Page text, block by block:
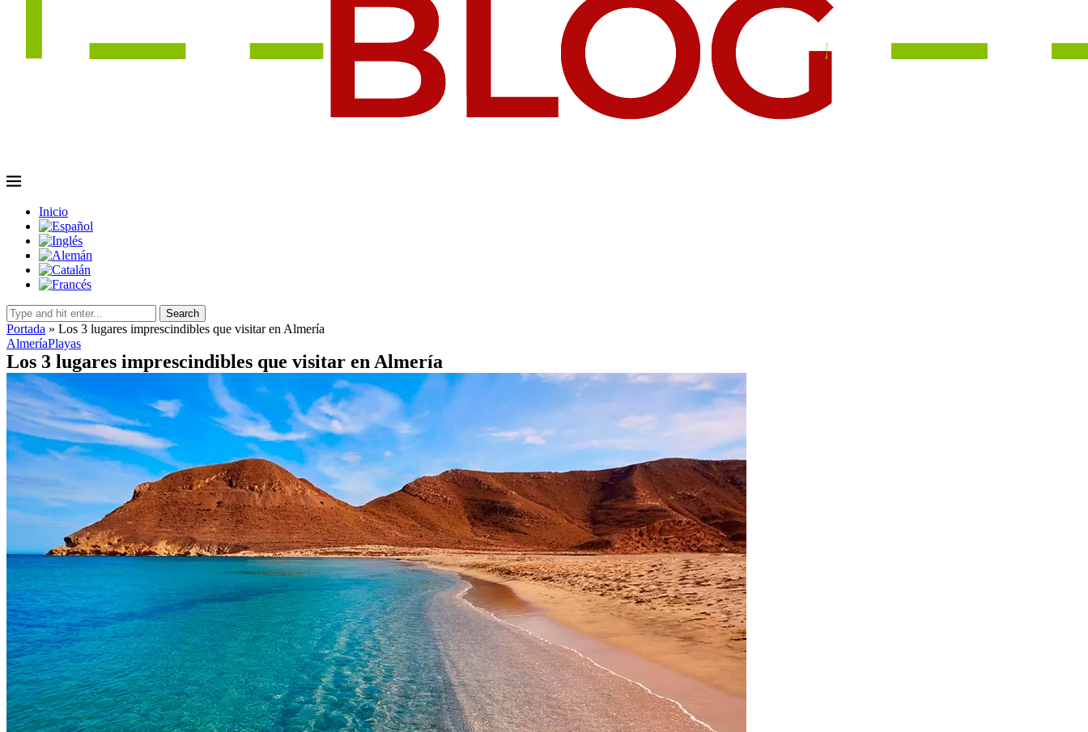
Inicio
Search
Portada » Los 3 lugares imprescindibles que visitar en Almería
AlmeríaPlayas
Los 3 lugares imprescindibles que visitar en Almería